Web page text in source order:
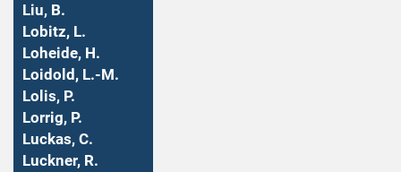
Liu, B.
Lobitz, L.
Loheide, H.
Loidold, L.-M.
Lolis, P.
Lorrig, P.
Luckas, C.
Luckner, R.